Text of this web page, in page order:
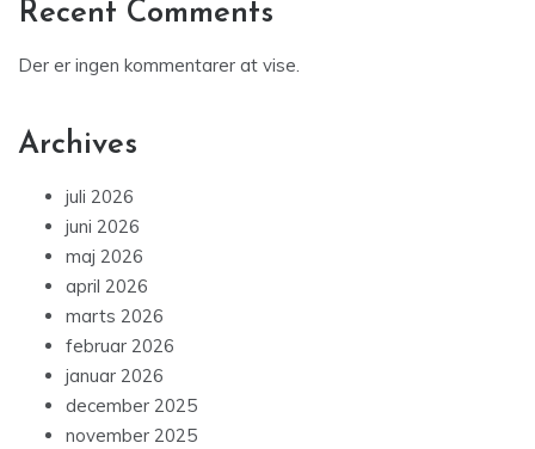
Recent Comments
Der er ingen kommentarer at vise.
Archives
juli 2026
juni 2026
maj 2026
april 2026
marts 2026
februar 2026
januar 2026
december 2025
november 2025